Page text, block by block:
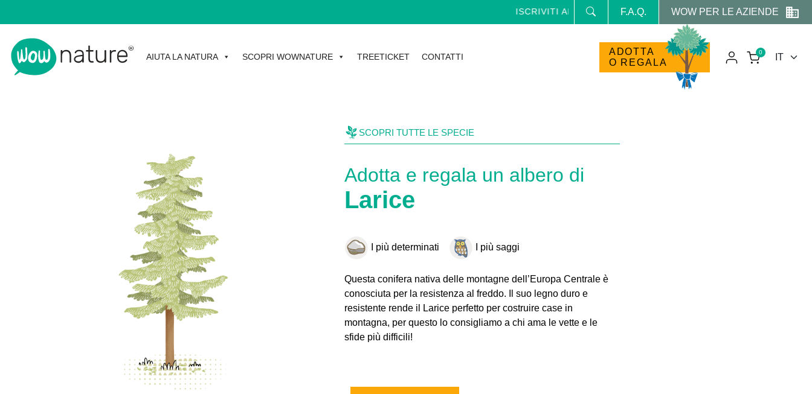
ISCRIVITI ALLA NEWSLETTER E RICEVI NEWS E PROMO RISERVATE
F.A.Q. WOW PER LE AZIENDE
AIUTA LA NATURA SCOPRI WOWNATURE TREETICKET CONTATTI
ADOTTA
O REGALA
0
SCOPRI TUTTE LE SPECIE
Adotta e regala un albero di
Larice
I più determinati I più saggi
Questa conifera nativa delle montagne dell’Europa Centrale è
conosciuta per la resistenza al freddo. Il suo legno duro e
resistente rende il Larice perfetto per costruire case in
montagna, per questo lo consigliamo a chi ama le vette e le
sfide più difficili!